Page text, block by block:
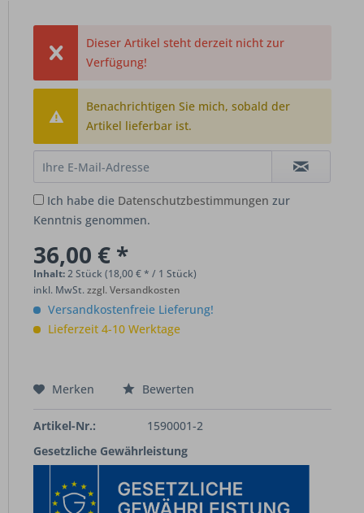
Dieser Artikel steht derzeit nicht zur
Verfügung!
Benachrichtigen Sie mich, sobald der
Artikel lieferbar ist.
Ich habe die Datenschutzbestimmungen zur
Kenntnis genommen.
36,00 € *
Inhalt:2 Stück (18,00 € * / 1 Stück)
inkl. MwSt.zzgl. Versandkosten
Versandkostenfreie Lieferung!
Lieferzeit 4-10 Werktage
Merken Bewerten
Artikel-Nr.:
1590001-2
Gesetzliche Gewährleistung